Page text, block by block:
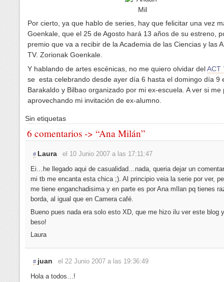
Por cierto, ya que hablo de series, hay que felicitar una vez
Goenkale, que el 25 de Agosto hará 13 años de su estreno,
premio que va a recibir de la Academia de las Ciencias y las
TV. Zorionak Goenkale.
Y hablando de artes escénicas, no me quiero olvidar delACT
se esta celebrando desde ayer día 6 hasta el domingo día 9
Barakaldo y Bilbao organizado por mi ex-escuela. A ver si me
aprovechando mi invitación de ex-alumno.
Sin etiquetas
6 comentarios -> “Ana Milán”
# Laura
el 10 Junio 2007 a las 17:11:47
Ei…he llegado aqui de casualidad…nada, queria dejar un
mi tb me encanta esta chica ;). Al principio veia la serie por ver,
me tiene enganchadisima y en parte es por Ana mIlan pq tienes
borda, al igual que en Camera café.
Bueno pues nada era solo esto XD, que me hizo ilu ver este blog
beso!
Laura
# juan
el 22 Junio 2007 a las 19:36:49
Hola a todos…!